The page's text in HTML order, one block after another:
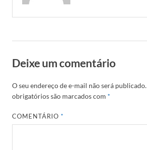
Deixe um comentário
O seu endereço de e-mail não será publicado.
obrigatórios são marcados com *
COMENTÁRIO*